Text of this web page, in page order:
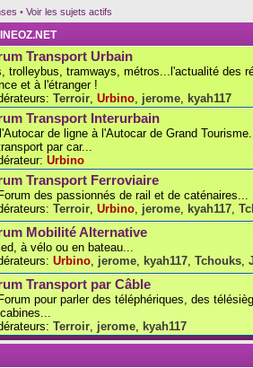
• Voir les sujets actifs
Transport Urbain
trolleybus, tramways, métros...l'actualité des
et à l'étranger !
Terroir Urbino jerome kyah117
Transport Interurbain
de ligne à l'Autocar de Grand
par car...
Urbino
Transport Ferroviaire
des passionnés de rail et de caténaires...
Terroir Urbino jerome kyah117
Mobilité Alternative
à vélo ou en bateau...
Urbino jerome kyah117 Tchouks
Transport par Câble
pour parler des téléphériques, des
Terroir jerome kyah117